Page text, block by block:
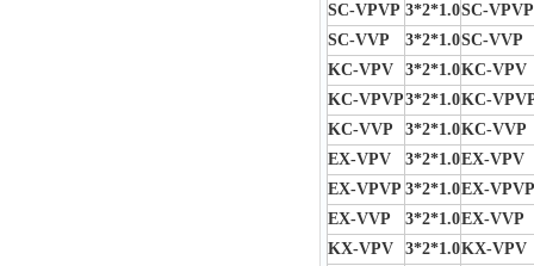
SC-VPVP 3*2*1.0SC-VPVP
SC-VVP
3*2*1.0SC-VVP
KC-VPV
3*2*1.0KC-VPV
KC-VPVP3*2*1.0KC-
KC-VVP
3*2*1.0KC-VVP
EX-VPV
3*2*1.0EX-VPV
EX-VPVP 3*2*1.0EX-VPVP
EX-VVP
3*2*1.0EX-VVP
KX-VPV
3*2*1.0KX-VPV